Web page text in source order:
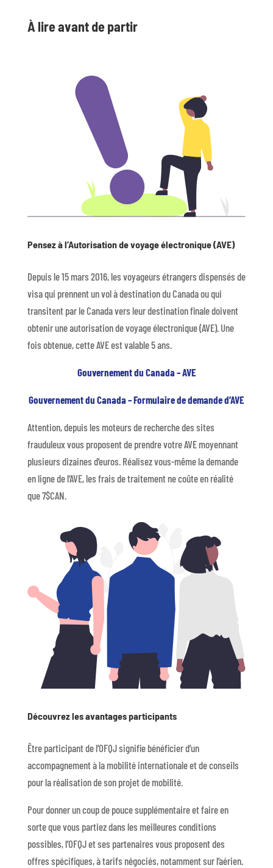
À lire avant de partir
Pensez à l’Autorisation de voyage électronique (AVE)
Depuis le 15 mars 2016, les voyageurs étrangers dispensés de
visa qui prennent un vol à destination du Canada ou qui
transitent par le Canada vers leur destination finale doivent
obtenir une autorisation de voyage électronique (AVE). Une
fois obtenue, cette AVE est valable 5 ans.
Gouvernement du Canada – AVE
Gouvernement du Canada – Formulaire de demande d’AVE
Attention, depuis les moteurs de recherche des sites
frauduleux vous proposent de prendre votre AVE moyennant
plusieurs dizaines d’euros. Réalisez vous-même la demande
en ligne de l’AVE, les frais de traitement ne coûte en réalité
que 7$CAN.
Découvrez les avantages participants
Être participant de l’OFQJ signifie bénéficier d’un
accompagnement à la mobilité internationale et de conseils
pour la réalisation de son projet de mobilité.
Pour donner un coup de pouce supplémentaire et faire en
sorte que vous partiez dans les meilleures conditions
possibles, l’OFQJ et ses partenaires vous proposent des
offres spécifiques, à tarifs négociés, notamment sur l’aérien.